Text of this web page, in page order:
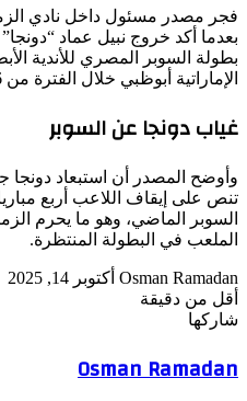
فجر مصدر مسئول داخل نادي
بعدما أكد خروج نبيل عماد
بطولة السوبر المصري للأندية
الإماراتية أبوظبي خلال الفترة من 6 إلى 9 نوفمبر المقبل.
غياب دونجا عن السوبر
وأوضح المصدر أن استبعاد دونجا
السوبر الماضي، وهو ما يحرم
الملعب في البطولة المنتظرة.
Osman Ramadan أرسل
أكتوبر 14, 2025
أقل من دقيقة
فيسبوك
‫X
لينكدإن
بينتيريست
‫Pocket
واتساب
تيلقرام
ڤايبر
لاين
شاركها
عبر
البريد
Osman Ramadan